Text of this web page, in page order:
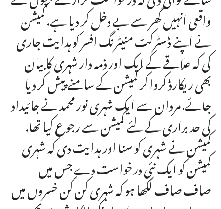
واقعی انہیں گھر سے بے دخل کر دیا ہے. کمیشن
نے اپنے ڈسٹرکٹ منیٹرنگ افسر کو ہدایت جاری
کی کہ علاقے کے ایک اور ذمہ دار شہری کا بیان
بھی ریکارڈ کروا کر کمیشن کے سامنے پیش کر دیا
جائے. مردان سے ایک شہری نور محمد نے جائیداد
کی حد براری کے لئے کمیشن سے رجوع کیا تھا.
کمیشن نے شہری کو سنا اور ہدایت دی کہ شہری
کمیشن کو ایک نئی درخواست دے جس میں
صاف صاف لکھا ہو کہ شہری کن کن خسروں میں